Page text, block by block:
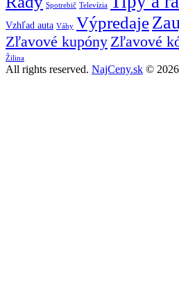
Spotrebič Televízia
Vzhľad auta Váhy Výpredaje
Zľavové kupóny Zľavové
Žilina
All rights reserved. NajCeny.sk ©